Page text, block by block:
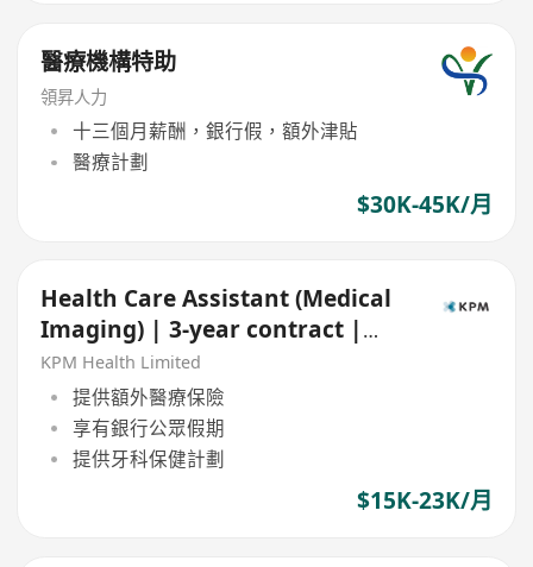
醫療機構特助
領昇人力
十三個月薪酬，銀行假，額外津貼
醫療計劃
$30K-45K/月
Health Care Assistant (Medical
Imaging) | 3-year contract |
Central & TST
KPM Health Limited
提供額外醫療保險
享有銀行公眾假期
提供牙科保健計劃
$15K-23K/月